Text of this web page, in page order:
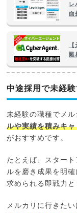
面
難
中途採用で未経
未経験の職種でメ
ルや実績を積みキ
がおすすめです。
たとえば、スター
ルを磨き成果を明
求められる即戦力と
メルカリに行きた